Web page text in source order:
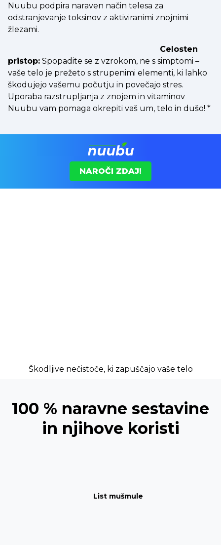
Nuubu podpira naraven način telesa za
odstranjevanje toksinov z aktiviranimi znojnimi
žlezami.
Celosten
pristop: Spopadite se z vzrokom, ne s simptomi –
vaše telo je prežeto s strupenimi elementi, ki lahko
škodujejo vašemu počutju in povečajo stres.
Uporaba razstrupljanja z znojem in vitaminov
Nuubu vam pomaga okrepiti vaš um, telo in dušo! *
NAROČI ZDAJ!
Škodljive nečistoče, ki zapuščajo vaše telo
100 % naravne sestavine
in njihove koristi
List mušmule